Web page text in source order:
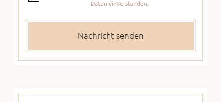
Daten einverstanden.